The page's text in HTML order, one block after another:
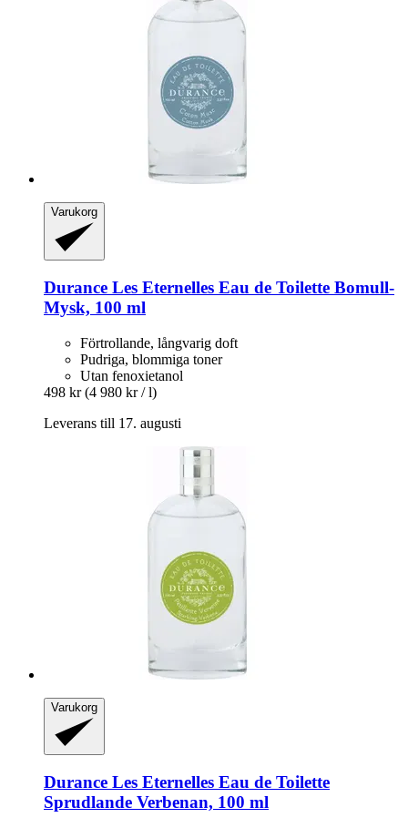
Varukorg
Durance Les Eternelles Eau de Toilette Bomull-​
Mysk, 100 ml
Förtrollande, långvarig doft
Pudriga, blommiga toner
Utan fenoxietanol
498 kr (4 980 kr / l)
Leverans till 17. augusti
Varukorg
Durance Les Eternelles Eau de Toilette
Sprudlande Verbenan, 100 ml